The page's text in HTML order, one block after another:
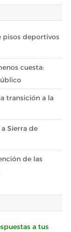
pisos deportivos
cuesta:
transición a la
Sierra de
de las
a tus